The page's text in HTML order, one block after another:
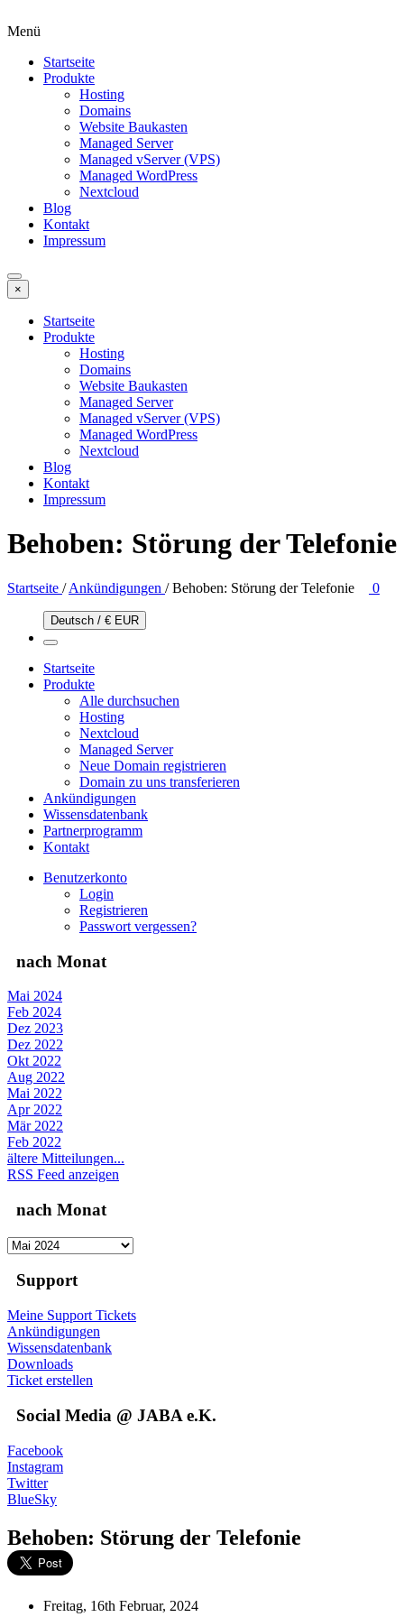
Menü
Startseite
Produkte
Hosting
Domains
Website Baukasten
Managed Server
Managed vServer (VPS)
Managed WordPress
Nextcloud
Blog
Kontakt
Impressum
×
Startseite
Produkte
Hosting
Domains
Website Baukasten
Managed Server
Managed vServer (VPS)
Managed WordPress
Nextcloud
Blog
Kontakt
Impressum
Behoben: Störung der Telefonie
Startseite /Ankündigungen /Behoben: Störung der Telefonie 0
Deutsch / € EUR
Startseite
Produkte
Alle durchsuchen
Hosting
Nextcloud
Managed Server
Neue Domain registrieren
Domain zu uns transferieren
Ankündigungen
Wissensdatenbank
Partnerprogramm
Kontakt
Benutzerkonto
Login
Registrieren
Passwort vergessen?
nach Monat
Mai 2024
Feb 2024
Dez 2023
Dez 2022
Okt 2022
Aug 2022
Mai 2022
Apr 2022
Mär 2022
Feb 2022
ältere Mitteilungen...
RSS Feed anzeigen
nach Monat
Support
Meine Support Tickets
Ankündigungen
Wissensdatenbank
Downloads
Ticket erstellen
Social Media @ JABA e.K.
Facebook
Instagram
Twitter
BlueSky
Behoben: Störung der Telefonie
Freitag, 16th Februar, 2024